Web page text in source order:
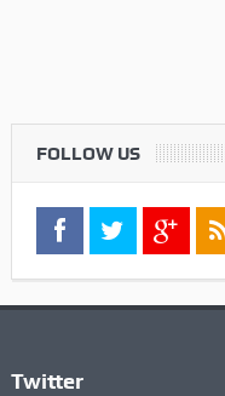
FOLLOW US
Twitter